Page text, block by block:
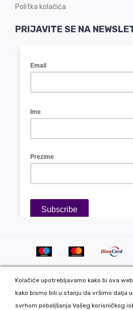
Kolačiće upotrebljavamo kako bi ova
kako bismo bili u stanju da vršimo dalja
svrhom poboljšanja Vašeg korisničkog
Politka kolačića
PRIJAVITE SE NA